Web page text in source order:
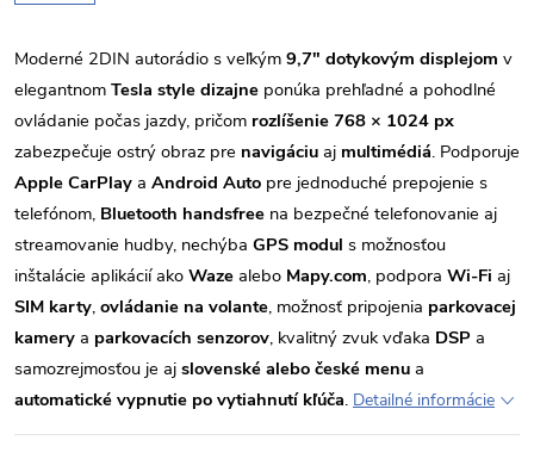
Moderné 2DIN autorádio s veľkým 9,7" dotykovým displejom v
elegantnom Tesla style dizajne ponúka prehľadné a pohodlné
ovládanie počas jazdy, pričom rozlíšenie 768 × 1024 px
zabezpečuje ostrý obraz pre navigáciu aj multimédiá. Podporuje
Apple CarPlay a Android Auto pre jednoduché prepojenie s
telefónom, Bluetooth handsfree na bezpečné telefonovanie aj
streamovanie hudby, nechýba GPS modul s možnosťou
inštalácie aplikácií ako Waze alebo Mapy.com, podpora Wi-Fi aj
SIM karty, ovládanie na volante, možnosť pripojenia parkovacej
kamery a parkovacích senzorov, kvalitný zvuk vďaka DSP a
samozrejmosťou je aj slovenské alebo české menu a
automatické vypnutie po vytiahnutí kľúča. Detailné informácie